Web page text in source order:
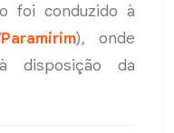
foi conduzido à
Paramirim), onde
disposição da